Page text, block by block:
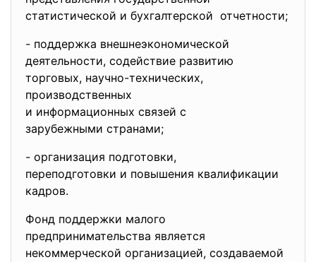
статистической и бухгалтерской отчетности;
- поддержка внешнеэкономической
деятельности, содействие развитию
торговых, научно-технических,
производственных
и информационных связей с
зарубежными странами;
- организация подготовки,
переподготовки и повышения квалификации
кадров.
Фонд поддержки малого
предпринимательства является
некоммерческой организацией, создаваемой